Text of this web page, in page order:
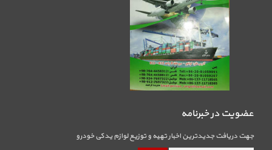
عضویت در خبرنامه
جهت دریافت جدیدترین اخبار تهیه و توزیع لوازم یدکی خودرو